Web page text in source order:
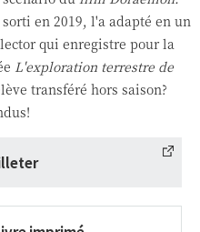
sorti en 2019, l'a adapté en un
qui enregistre pour la
L'exploration terrestre de
transféré hors saison?